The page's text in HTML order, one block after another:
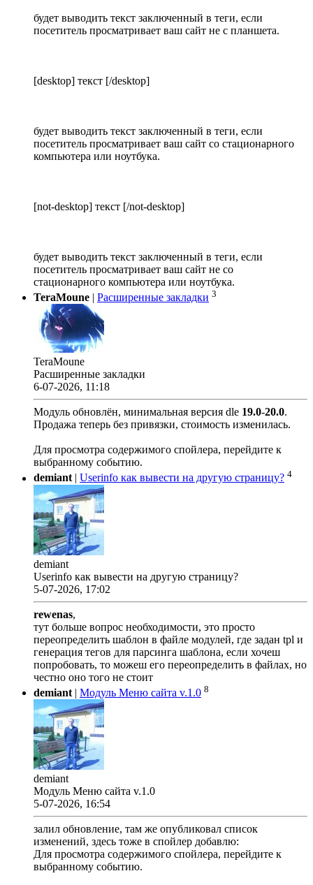
будет выводить текст заключенный в теги, если
посетитель просматривает ваш сайт не с планшета.
[desktop] текст [/desktop]
будет выводить текст заключенный в теги, если
посетитель просматривает ваш сайт со стационарного
компьютера или ноутбука.
[not-desktop] текст [/not-desktop]
будет выводить текст заключенный в теги, если
посетитель просматривает ваш сайт не со
стационарного компьютера или ноутбука.
TeraMoune
Расширенные закладки 3
TeraMoune
Расширенные закладки
6-07-2026, 11:18
Модуль обновлён, минимальная версия dle 19.0-20.0.
Продажа теперь без привязки, стоимость изменилась.
Для просмотра содержимого спойлера, перейдите к
выбранному событию.
demiant| Userinfo как вывести на другую страницу? 4
demiant
Userinfo как вывести на другую страницу?
5-07-2026, 17:02
rewenas,
тут больше вопрос необходимости, это просто
переопределить шаблон в файле модулей, где задан tpl и
генерация тегов для парсинга шаблона, если хочеш
попробовать, то можеш его переопределить в файлах, но
честно оно того не стоит
demiant | Модуль Меню сайта v.1.0 8
demiant
Модуль Меню сайта v.1.0
5-07-2026, 16:54
залил обновление, там же опубликовал список
изменений, здесь тоже в спойлер добавлю:
Для просмотра содержимого спойлера, перейдите к
выбранному событию.